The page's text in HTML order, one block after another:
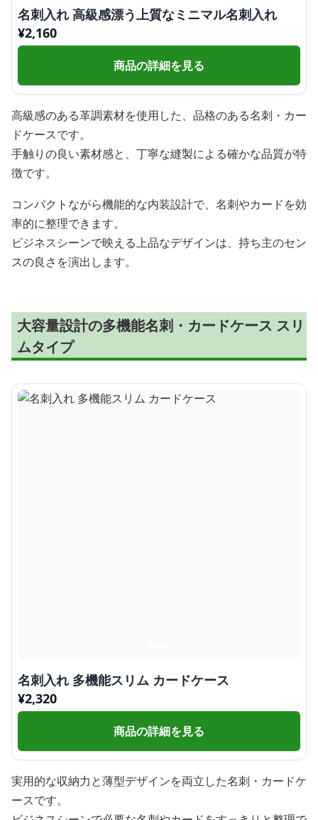
名刺入れ 高級感漂う上質なミニマル名刺入れ
¥2,160
商品の詳細を見る
高級感のある革調素材を使用した、品格のある名刺・カー
ドケースです。
手触りの良い素材感と、丁寧な縫製による確かな品質が特
徴です。
コンパクトながら機能的な内装設計で、名刺やカードを効
率的に整理できます。
ビジネスシーンで映える上品なデザインは、持ち主のセン
スの良さを演出します。
大容量設計の多機能名刺・カードケース スリ
ムタイプ
名刺入れ 多機能スリム カードケース
¥2,320
商品の詳細を見る
実用的な収納力と薄型デザインを両立した名刺・カードケ
ースです。